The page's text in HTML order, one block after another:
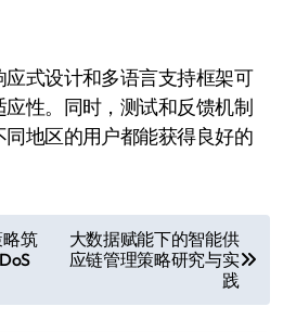
式设计和多语言支持框架可
性。同时，测试和反馈机制
地区的用户都能获得良好的
筑
大数据赋能下的智能供
应链管理策略研究与实
践